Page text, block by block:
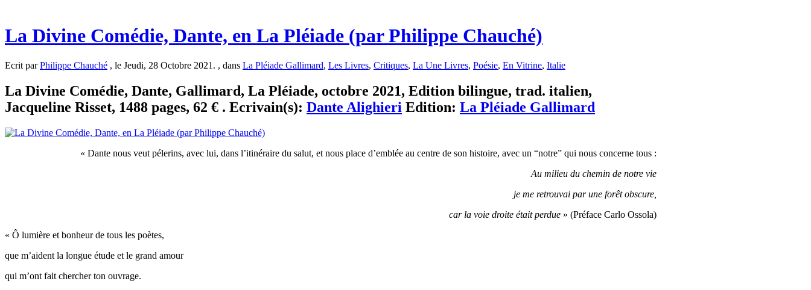
La Divine Comédie, Dante, en La Pléiade (par Philippe Chauché)
Ecrit parPhilippe Chauché , le Jeudi, 28 Octobre 2021. , dans La Pléiade Gallimard, Les Livres, Critiques, La Une Livres, Poésie, En Vitrine, Italie
La Divine Comédie, Dante, Gallimard, La Pléiade, octobre 2021, Edition bilingue, trad. italien,
Jacqueline Risset, 1488 pages, 62 € . Ecrivain(s): Dante Alighieri Edition: La Pléiade Gallimard
« Dante nous veut pélerins, avec lui, dans l’itinéraire du salut, et nous place d’emblée au centre de son histoire, avec un “notre” qui nous concerne tous :
Au milieu du chemin de notre vie
je me retrouvai par une forêt obscure,
car la voie droite était perdue » (Préface Carlo Ossola)
« Ô lumière et bonheur de tous les poètes,
que m’aident la longue étude et le grand amour
qui m’ont fait chercher ton ouvrage.